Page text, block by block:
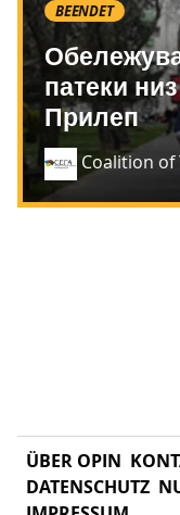
BEENDET
патеки
Прилеп
Coalition of
ÜBER OPIN
DATENSCHUTZ